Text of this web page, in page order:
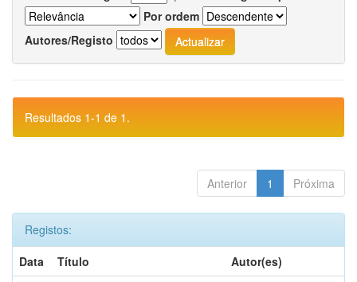
Por ordem
Autores/Registo
Resultados 1-1 de 1.
Anterior 1 Próxima
Registos:
Data
Título
Autor(es)